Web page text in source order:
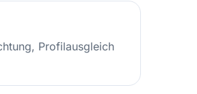
Profilausgleich